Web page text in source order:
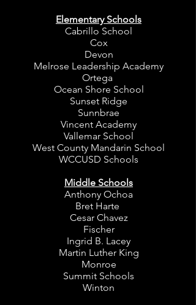
Elementary Schools
Cabrillo School
Cox
Devon
Melrose Leadership Academy
Ortega
Ocean Shore School
Sunset Ridge​​
Sunnbrae
Vincent Academy
Vallemar School
West County Mandarin School
WCCUSD Schools
Middle Schools
Anthony Ochoa
Bret Harte
Cesar Chavez
Fischer
Ingrid B. Lacey
Martin Luther King
Monroe​​
Summit Schools
Winton